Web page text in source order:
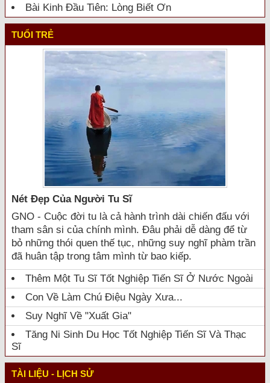
Bài Kinh Đầu Tiên: Lòng Biết Ơn
TUỔI TRẺ
Nét Đẹp Của Người Tu Sĩ
GNO - Cuộc đời tu là cả hành trình dài chiến đấu với
tham sân si của chính mình. Đâu phải dễ dàng để từ
bỏ những thói quen thế tục, những suy nghĩ phàm trần
đã huân tập trong tâm mình từ bao kiếp.
Thêm Một Tu Sĩ Tốt Nghiệp Tiến Sĩ Ở Nước Ngoài
Con Về Làm Chú Điệu Ngày Xưa...
Suy Nghĩ Về "xuất Gia"
Tăng Ni Sinh Du Học Tốt Nghiệp Tiến Sĩ Và Thạc
Sĩ
TÀI LIỆU - LỊCH SỬ